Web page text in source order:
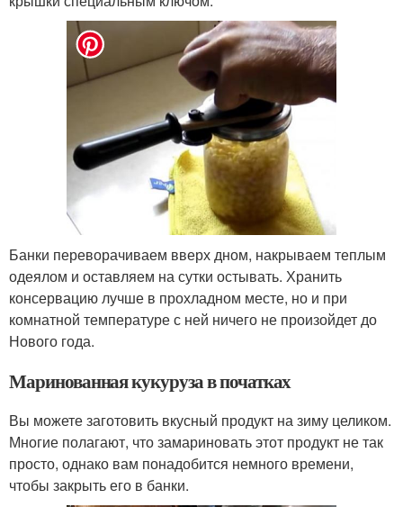
Банки переворачиваем вверх дном, накрываем теплым
одеялом и оставляем на сутки остывать. Хранить
консервацию лучше в прохладном месте, но и при
комнатной температуре с ней ничего не произойдет до
Нового года.
Маринованная кукуруза в початках
Вы можете заготовить вкусный продукт на зиму целиком.
Многие полагают, что замариновать этот продукт не так
просто, однако вам понадобится немного времени,
чтобы закрыть его в банки.